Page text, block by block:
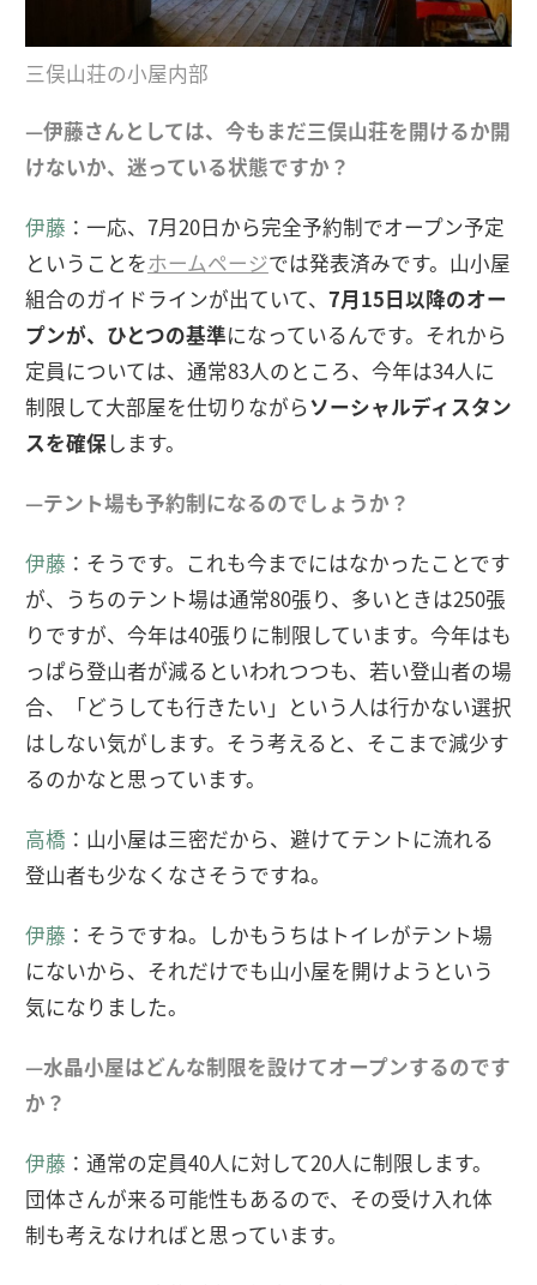
三俣山荘の小屋内部
—伊藤さんとしては、今もまだ三俣山荘を開けるか開
けないか、迷っている状態ですか？
伊藤 ：一応、7月20日から完全予約制でオープン予定
ということをホームページでは発表済みです。山小屋
組合のガイドラインが出ていて、 7月15日以降のオー
プンが、ひとつの基準になっているんです。それから
定員については、通常83人のところ、今年は34人に
制限して大部屋を仕切りながらソーシャルディスタン
スを確保 します。
—テント場も予約制になるのでしょうか？
伊藤 ：そうです。これも今までにはなかったことです
が、うちのテント場は通常80張り、多いときは250張
りですが、今年は40張りに制限しています。今年はも
っぱら登山者が減るといわれつつも、若い登山者の場
合、「どうしても行きたい」という人は行かない選択
はしない気がします。そう考えると、そこまで減少す
るのかなと思っています。
高橋 ：山小屋は三密だから、避けてテントに流れる
登山者も少なくなさそうですね。
伊藤 ：そうですね。しかもうちはトイレがテント場
にないから、それだけでも山小屋を開けようという
気になりました。
—水晶小屋はどんな制限を設けてオープンするのです
か？
伊藤 ：通常の定員40人に対して20人に制限します。
団体さんが来る可能性もあるので、その受け入れ体
制も考えなければと思っています。